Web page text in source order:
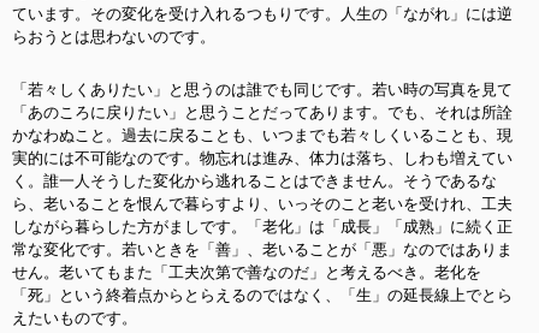
ています。その変化を受け入れるつもりです。人生の「ながれ」には逆
らおうとは思わないのです。
「若々しくありたい」と思うのは誰でも同じです。若い時の写真を見て
「あのころに戻りたい」と思うことだってあります。でも、それは所詮
かなわぬこと。過去に戻ることも、いつまでも若々しくいることも、現
実的には不可能なのです。物忘れは進み、体力は落ち、しわも増えてい
く。誰一人そうした変化から逃れることはできません。そうであるな
ら、老いることを恨んで暮らすより、いっそのこと老いを受けれ、工夫
しながら暮らした方がましです。「老化」は「成長」「成熟」に続く正
常な変化です。若いときを「善」、老いることが「悪」なのではありま
せん。老いてもまた「工夫次第で善なのだ」と考えるべき。老化を
「死」という終着点からとらえるのではなく、「生」の延長線上でとら
えたいものです。